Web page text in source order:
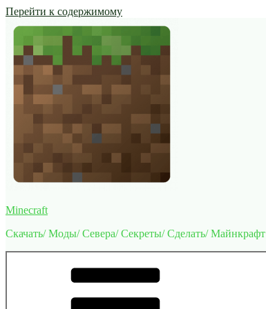
Перейти к содержимому
Minecraft
Скачать/ Моды/ Севера/ Секреты/ Сделать/ Майнкрафт